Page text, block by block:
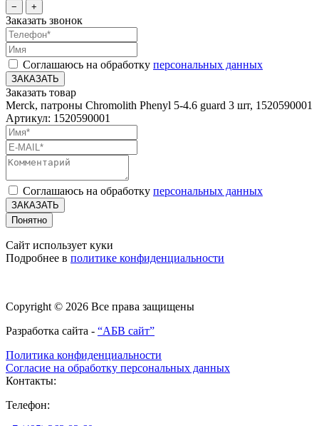
−
+
Заказать звонок
Соглашаюсь на обработку персональных данных
ЗАКАЗАТЬ
Заказать товар
Merck, патроны Chromolith Phenyl 5-4.6 guard 3 шт, 1520590001
Артикул: 1520590001
Соглашаюсь на обработку персональных данных
ЗАКАЗАТЬ
Понятно
Сайт использует куки
Подробнее в политике конфиденциальности
Copyright © 2026 Все права защищены
Разработка сайта - “АБВ сайт”
Политика конфиденциальности
Согласие на обработку персональных данных
Контакты:
Телефон: